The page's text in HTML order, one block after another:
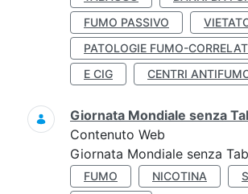
FUMO PASSIVO
PATOLOGIE FUMO-
E CIG
CENTRI
Giornata Mondiale senza
Contenuto Web
Giornata Mondiale senza
FUMO NICOTINA